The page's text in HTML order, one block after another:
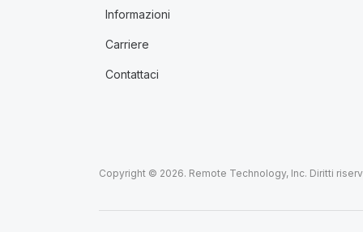
Informazioni
Carriere
Contattaci
Copyright © 2026. Remote Technology, Inc. Diritti